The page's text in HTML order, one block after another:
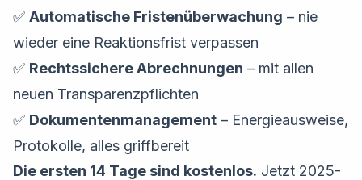
✅ Automatische Fristenüberwachung – nie
wieder eine Reaktionsfrist verpassen
✅ Rechtssichere Abrechnungen – mit allen
neuen Transparenzpflichten
✅ Dokumentenmanagement – Energieausweise,
Protokolle, alles griffbereit
Die ersten 14 Tage sind kostenlos. Jetzt 2025-